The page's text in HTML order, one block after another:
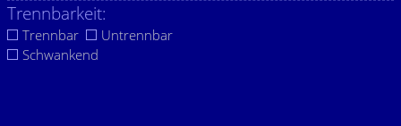
Trennbarkeit:
Trennbar
Untrennbar
Schwankend